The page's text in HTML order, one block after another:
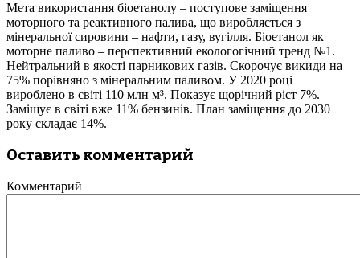
Мета використання біоетанолу – поступове заміщення
моторного та реактивного палива, що виробляється з
мінеральної сировини – нафти, газу, вугілля. Біоетанол як
моторне паливо – перспективний екологогічний тренд №1.
Нейтральний в якості парникових газів. Скорочує викиди на
75% порівняно з мінеральним паливом. У 2020 році
вироблено в світі 110 млн м³. Показує щорічний ріст 7%.
Заміщує в світі вже 11% бензинів. План заміщення до 2030
року складає 14%.
Оставить комментарий
Комментарий